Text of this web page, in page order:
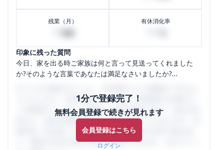
残業（月） 有休消化率
印象に残った質問
今日、家を出る時ご家族は何と言って見送ってくれました
か?そのような言葉であなたは満足なさいましたか?...
1分で登録完了！
無料会員登録で続きが見れます
会員登録はこちら
ログイン
うになります。SHEHUB(シーハブ)は、女性限定の企業口コ
ミの投稿サイトです。給与面・女性の働きやすさ・会社の評
判など、女性の転職は気にすべき点がたくさんあります。先
輩社員（元社員）の口コミを通して、本当の会社の姿を知
り、将来の不安や現在の悩みを解消するために、ぜひサイト